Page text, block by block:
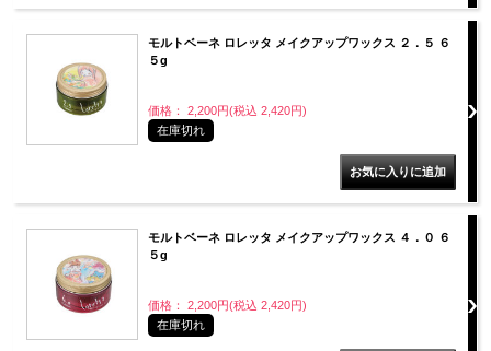
モルトベーネ ロレッタ メイクアップワックス ２．５ ６
５g
価格： 2,200円(税込 2,420円)
在庫切れ
モルトベーネ ロレッタ メイクアップワックス ４．０ ６
５g
価格： 2,200円(税込 2,420円)
在庫切れ